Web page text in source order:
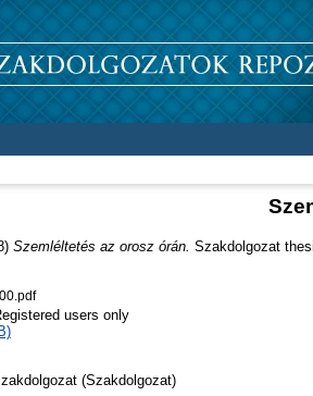
Szemléltetés az orosz órán. Szakdolgozat
users only
(Szakdolgozat)